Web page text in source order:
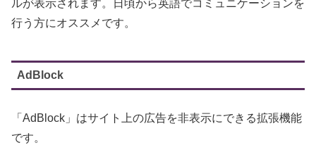
ルが表示されます。日頃から英語でコミュニケーションを
行う方にオススメです。
AdBlock
「AdBlock」はサイト上の広告を非表示にできる拡張機能
です。